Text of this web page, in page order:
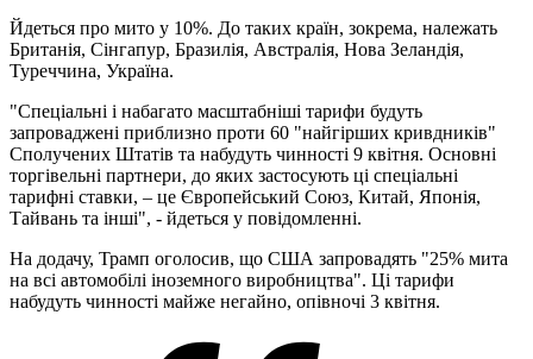
Йдеться про мито у 10%. До таких країн, зокрема, належать
Британія, Сінгапур, Бразилія, Австралія, Нова Зеландія,
Туреччина, Україна.
"Спеціальні і набагато масштабніші тарифи будуть
запроваджені приблизно проти 60 "найгірших кривдників"
Сполучених Штатів та набудуть чинності 9 квітня. Основні
торгівельні партнери, до яких застосують ці спеціальні
тарифні ставки, – це Європейський Союз, Китай, Японія,
Тайвань та інші", - йдеться у повідомленні.
На додачу, Трамп оголосив, що США запровадять "25% мита
на всі автомобілі іноземного виробництва". Ці тарифи
набудуть чинності майже негайно, опівночі 3 квітня.